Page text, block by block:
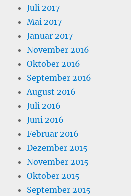
Juli 2017
Mai 2017
Januar 2017
November 2016
Oktober 2016
September 2016
August 2016
Juli 2016
Juni 2016
Februar 2016
Dezember 2015
November 2015
Oktober 2015
September 2015